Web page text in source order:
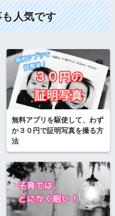
人気です
無料アプリを駆使して、わず
か３０円で証明写真を撮る方
法